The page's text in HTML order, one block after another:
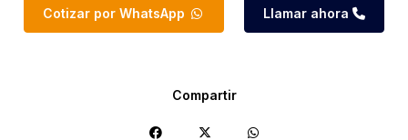
Cotizar por WhatsApp Llamar ahora
Compartir